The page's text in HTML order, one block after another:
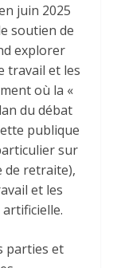
juin 2025
soutien de
explorer
travail et les
où la «
du débat
publique
sur
de retraite),
et les
parties et